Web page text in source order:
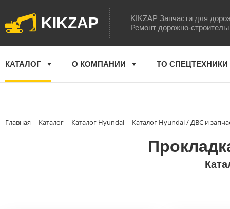
KIKZAP
KIKZAP Запчасти для
Ремонт дорожно-
КАТАЛОГ О КОМПАНИИ ТО СПЕЦТЕХНИКИ
Главная Каталог Каталог Hyundai Каталог Hyundai / ДВС и